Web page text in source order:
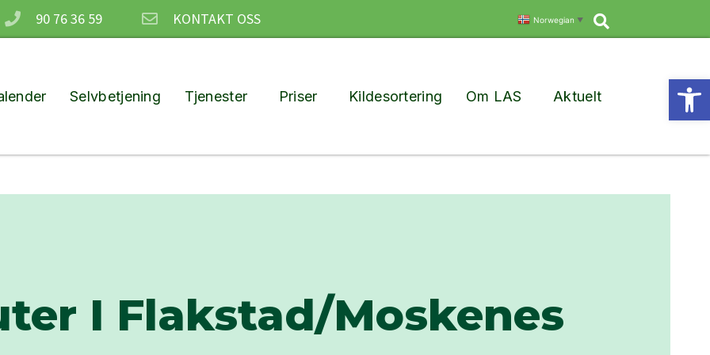
90 76 36 59 KONTAKT OSS Norwegian ▼ Søk
Selvbetjening Tjenester Priser Kildesortering Om LAS Aktuelt
I Flakstad/Moskenes